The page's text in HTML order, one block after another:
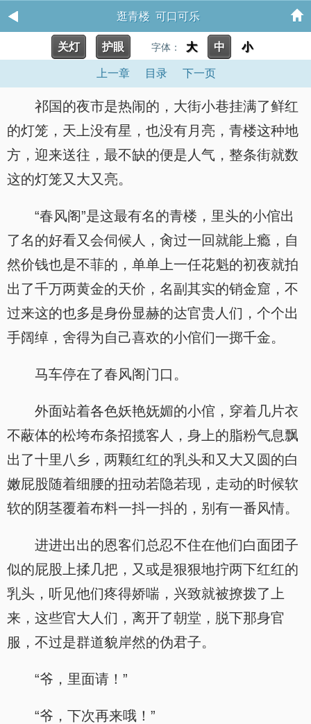
逛青楼 可口可乐
关灯 护眼 字体： 大 中 小
上一章 目录 下一页
祁国的夜市是热闹的，大街小巷挂满了鲜红
的灯笼，天上没有星，也没有月亮，青楼这种地
方，迎来送往，最不缺的便是人气，整条街就数
这的灯笼又大又亮。
“春风阁”是这最有名的青楼，里头的小倌出
了名的好看又会伺候人，肏过一回就能上瘾，自
然价钱也是不菲的，单单上一任花魁的初夜就拍
出了千万两黄金的天价，名副其实的销金窟，不
过来这的也多是身份显赫的达官贵人们，个个出
手阔绰，舍得为自己喜欢的小倌们一掷千金。
马车停在了春风阁门口。
外面站着各色妖艳妩媚的小倌，穿着几片衣
不蔽体的松垮布条招揽客人，身上的脂粉气息飘
出了十里八乡，两颗红红的乳头和又大又圆的白
嫩屁股随着细腰的扭动若隐若现，走动的时候软
软的阴茎覆着布料一抖一抖的，别有一番风情。
进进出出的恩客们总忍不住在他们白面团子
似的屁股上揉几把，又或是狠狠地拧两下红红的
乳头，听见他们疼得娇喘，兴致就被撩拨了上
来，这些官大人们，离开了朝堂，脱下那身官
服，不过是群道貌岸然的伪君子。
“爷，里面请！”
“爷，下次再来哦！”